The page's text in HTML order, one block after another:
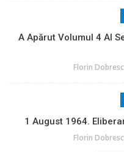
A Apărut Volumul 4 Al
Florin
1 August 1964.
Florin